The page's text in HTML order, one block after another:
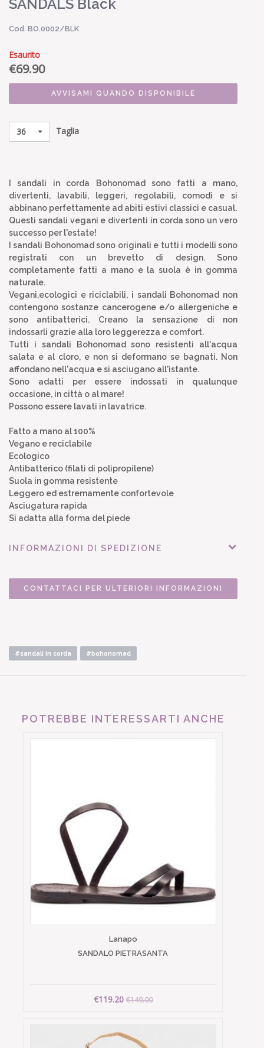
SANDALS Black
Cod. BO.0002/BLK
Esaurito
€69.90
AVVISAMI QUANDO DISPONIBILE
36 Taglia
I sandali in corda Bohonomad sono fatti a mano,
divertenti, lavabili, leggeri, regolabili, comodi e si
abbinano perfettamente ad abiti estivi classici e casual.
Questi sandali vegani e divertenti in corda sono un vero
successo per l'estate!
I sandali Bohonomad sono originali e tutti i modelli sono
registrati con un brevetto di design. Sono
completamente fatti a mano e la suola è in gomma
naturale.
Vegani,ecologici e riciclabili, i sandali Bohonomad non
contengono sostanze cancerogene e/o allergeniche e
sono antibatterici. Creano la sensazione di non
indossarli grazie alla loro leggerezza e comfort.
Tutti i sandali Bohonomad sono resistenti all'acqua
salata e al cloro, e non si deformano se bagnati. Non
affondano nell'acqua e si asciugano all'istante.
Sono adatti per essere indossati in qualunque
occasione, in città o al mare!
Possono essere lavati in lavatrice.
Fatto a mano al 100%
Vegano e reciclabile
Ecologico
Antibatterico (filati di polipropilene)
Suola in gomma resistente
Leggero ed estremamente confortevole
Asciugatura rapida
Si adatta alla forma del piede
INFORMAZIONI DI SPEDIZIONE
CONTATTACI PER ULTERIORI INFORMAZIONI
#sandali in corda #bohonomad
POTREBBE INTERESSARTI ANCHE
Lanapo
SANDALO PIETRASANTA
€119.20 €149.00